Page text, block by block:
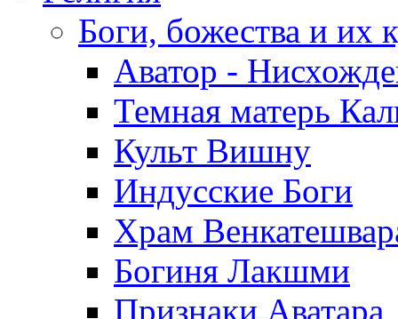
Боги, божества и их
Аватор -
Темная матерь
Культ Вишну
Индусские Боги
Храм
Богиня Лакшми
Признаки Аватара